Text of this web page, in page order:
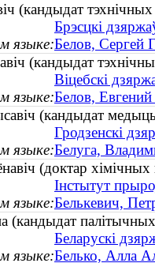
(кандыдат
Брэсцкі
языке:Белов, Сергей
(кандыдат
Віцебскі
языке:Белов,
(кандыдат
Гродзенскі
языке:Белуга,
(доктар
Інстытут
языке:Белькевич,
(кандыдат
Беларускі
языке:Белько, Алла